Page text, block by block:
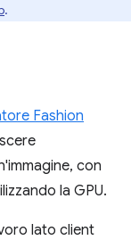
.
Fashion
con
la GPU.
lato client